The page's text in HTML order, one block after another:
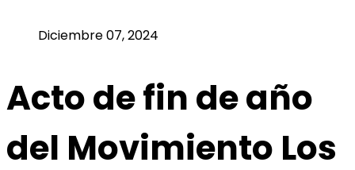
Diciembre 07, 2024
Acto de fin de año
del Movimiento Los